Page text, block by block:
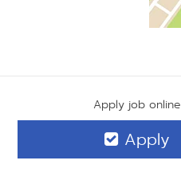
Apply job online
Apply